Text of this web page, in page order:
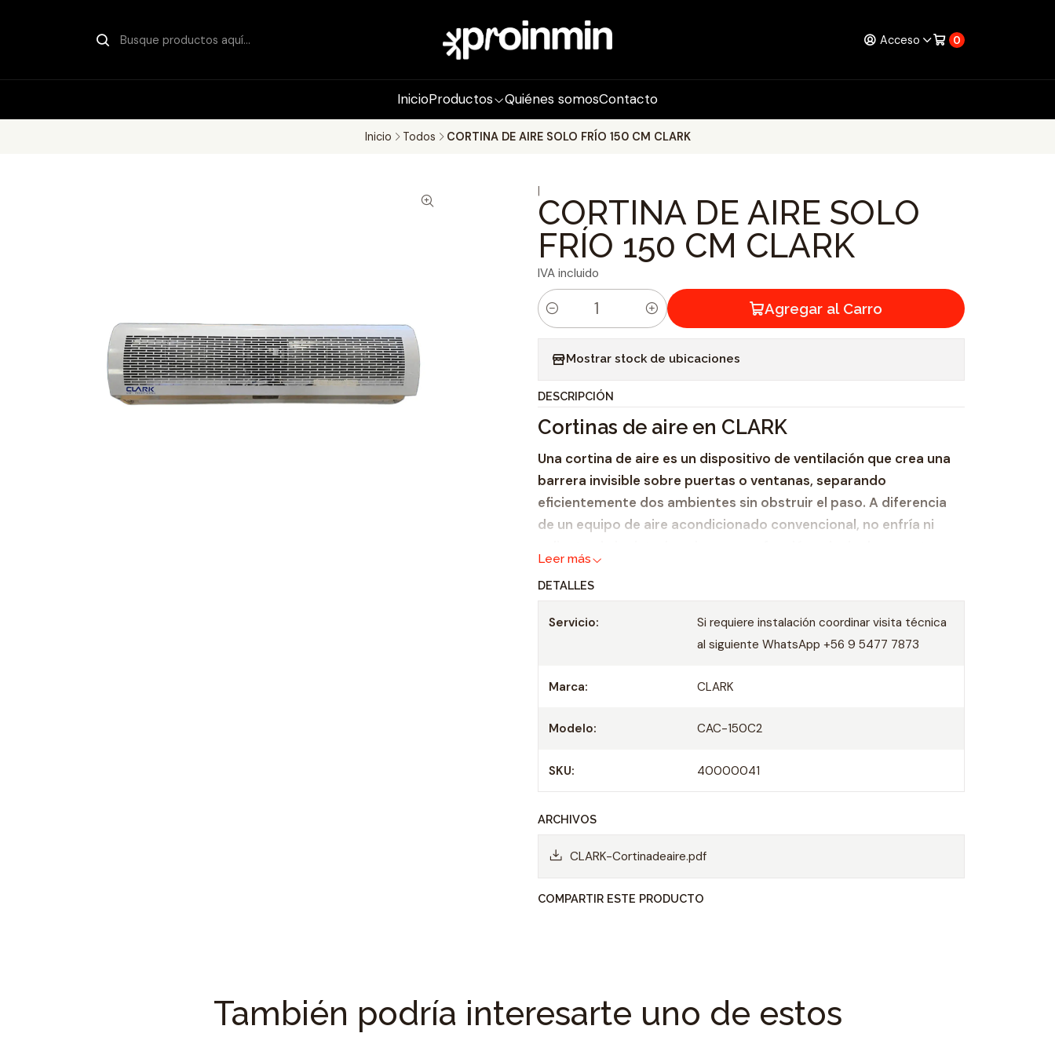
Acceso 0
InicioProductos Quiénes somosContacto
Inicio Todos CORTINA DE AIRE SOLO FRÍO 150 CM CLARK
|
CORTINA DE AIRE SOLO
FRÍO 150 CM CLARK
IVA incluido
C
i
d
a
d
Agregar al Carro
Mostrar stock de ubicaciones
DESCRIPCIÓN
Cortinas de aire en CLARK
Una cortina de aire es un dispositivo de ventilación que crea una
barrera invisible sobre puertas o ventanas, separando
eficientemente dos ambientes sin obstruir el paso. A diferencia
de un equipo de aire acondicionado convencional, no enfría ni
el confort térmico al evitar la entrada de elementos externos no
deseados como calor, frío o contaminantes.
Características del equipo de climatización/aire acondicionado
Utilizado para espacios donde exista un alto flujo de
Permite mantener el espacio con una climatización más
continuamente.
Leer más
DETALLES
Servicio:
Si requiere instalación coordinar visita técnica
al siguiente WhatsApp +56 9 5477 7873
Marca: CLARK
Modelo: CAC-150C2
SKU: 40000041
ARCHIVOS
CLARK-Cortinadeaire.pdf
COMPARTIR ESTE PRODUCTO
También podría interesarte uno de estos